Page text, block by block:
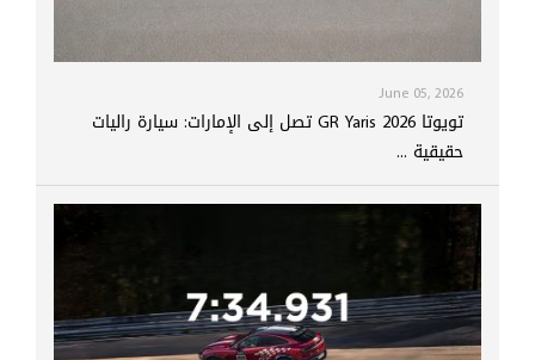
June 05, 2026
تويوتا GR Yaris 2026 تصل إلى الإمارات: سيارة راليات
حقيقية ...